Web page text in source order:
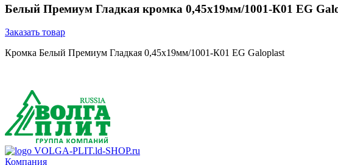
Белый Премиум Гладкая кромка 0,45х19мм/1001-К01 EG
Заказать товар
Кромка Белый Премиум Гладкая 0,45х19мм/1001-К01 EG Galoplast
VOLGA-PLIT.ld-SHOP.ru
Компания